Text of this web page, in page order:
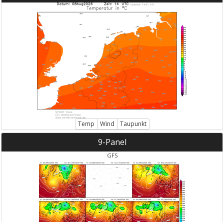
Temp Wind Taupunkt
9-Panel
GFS